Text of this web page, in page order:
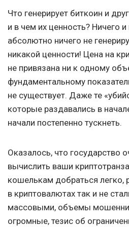
Что генерирует биткоин и
и в чем их ценность? Ничего
абсолютно ничего не
никакой ценности! Цена на
не привязана ни к одному
фундаментальному
не существует. Даже те
которые раздавались в
начали постепенно тускнеть.
Оказалось, что государство
вычислить ваши
кошелькам добраться легко,
в криптовалютах так и не
массовыми, объемы
огромные, тезис об